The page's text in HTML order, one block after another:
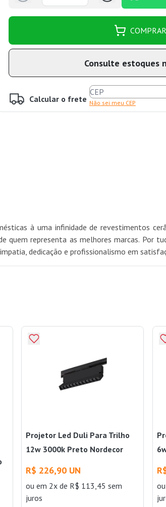
COMPRAR
Consulte estoques
Calcular o frete Não sei meu CEP
à uma infinidade de revestimentos
representa as melhores marcas. Por
dedicação e profissionalismo em
Projetor Led Duli Para Trilho
12w 3000k Preto Nordecor
R$ 226,90 UN
ouem 2x de R$ 113,45 sem
juros
ou